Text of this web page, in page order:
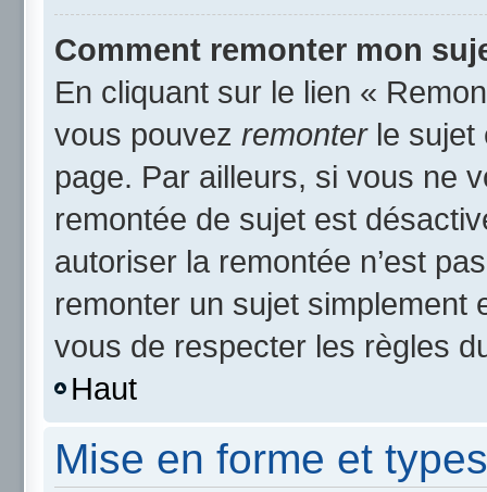
Comment remonter mon
En cliquant sur le lien «
vous pouvez remonterle sujet
page. Par ailleurs, si vous ne
remontée de sujet est
autoriser la remontée n’est
remonter un sujet simplement
vous de respecter les règles
Haut
Mise en forme et